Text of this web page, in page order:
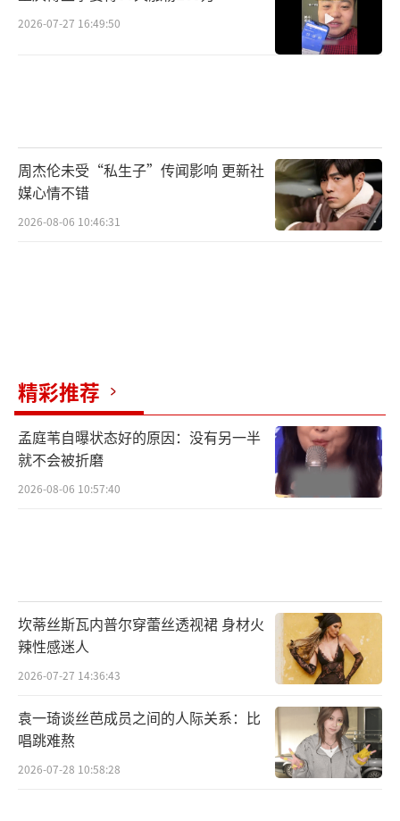
2026-07-27 16:49:50
周杰伦未受“私生子”传闻影响 更新社
媒心情不错
2026-08-06 10:46:31
精彩推荐
孟庭苇自曝状态好的原因：没有另一半
就不会被折磨
2026-08-06 10:57:40
坎蒂丝斯瓦内普尔穿蕾丝透视裙 身材火
辣性感迷人
2026-07-27 14:36:43
袁一琦谈丝芭成员之间的人际关系：比
唱跳难熬
2026-07-28 10:58:28